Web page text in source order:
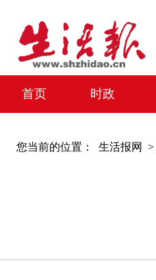
首页 时政
您当前的位置： 生活报网 >